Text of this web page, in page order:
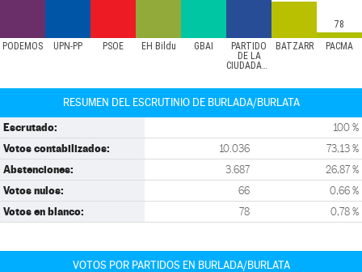
PODEMOS UPN-PP PSOE EH Bildu GBAI
PARTIDO
DE LA
CIUDADANÍA
BATZARR PACMA
78
RESUMEN DEL ESCRUTINIO DE BURLADA/BURLATA
Escrutado: 100 %
Votos contabilizados: 10.036 73,13 %
Abstenciones: 3.687 26,87 %
Votos nulos: 66 0,66 %
Votos en blanco: 78 0,78 %
VOTOS POR PARTIDOS EN BURLADA/BURLATA